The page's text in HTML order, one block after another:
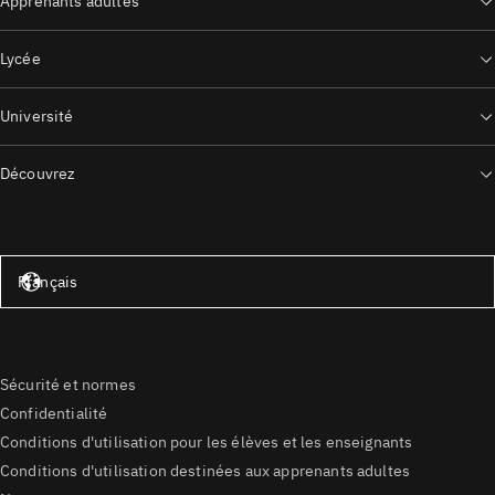
Lycée
Université
Découvrez
Français
Sécurité et normes
Confidentialité
Conditions d'utilisation pour les élèves et les enseignants
Conditions d'utilisation destinées aux apprenants adultes